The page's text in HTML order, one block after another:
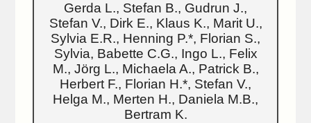
Gerda L., Stefan B., Gudrun J.,
Stefan V., Dirk E., Klaus K., Marit U.,
Sylvia E.R., Henning P.*, Florian S.,
Sylvia, Babette C.G., Ingo L., Felix
M., Jörg L., Michaela A., Patrick B.,
Herbert F., Florian H.*, Stefan V.,
Helga M., Merten H., Daniela M.B.,
Bertram K.